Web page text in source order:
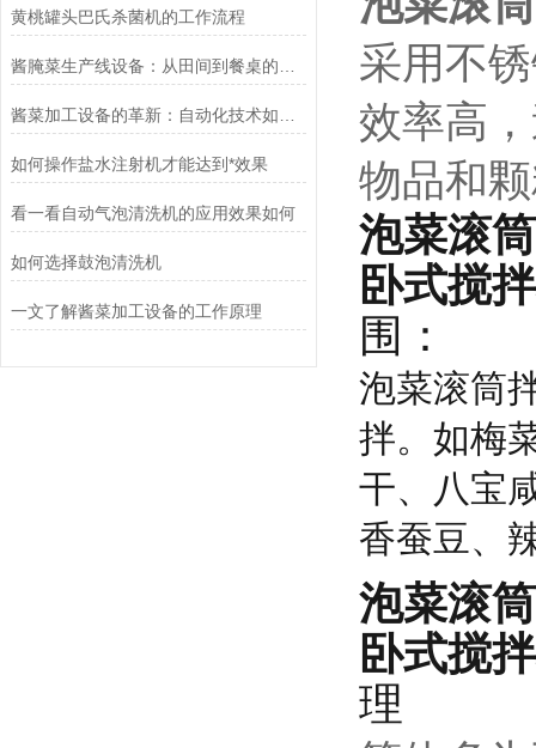
黄桃罐头巴氏杀菌机的工作流程
如何操作盐水注射机才能达到*效果
看一看自动气泡清洗机的应用效果如何
如何选择鼓泡清洗机
一文了解酱菜加工设备的工作原理
采用不
效率高
物品和
泡菜滚
卧式搅
围：
泡菜滚筒
拌。如梅
干、八宝
香蚕豆、
泡菜滚
卧式搅
理